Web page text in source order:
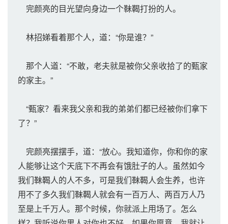
完颜亮的目光望向身边一个靺鞨打扮的人。
林招娣看着那个人，道：“你是谁？”
那个人道：“不敢，老夫就是被你父亲收拾了的甄家
的家主。”
“甄家？看来我父亲和我的弟弟们都已经被你们拿下
了？”
完颜亮摆摆手，道：“放心。我知道你，你和你的家
人能够让这个天底下不再会有饿肚子的人。虽然如今
我们靺鞨人的人不多，可是我们靺鞨人会生养，也许
用不了多久我们靺鞨人就会有一百万人、两百万人乃
至是上千万人。那个时候，你就派上用场了。怎么